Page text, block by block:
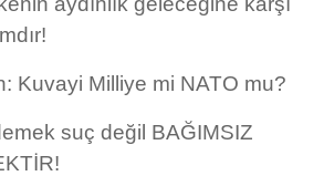
Kuvayi Milliye mi NATO mu?
suç değil BAĞIMSIZ